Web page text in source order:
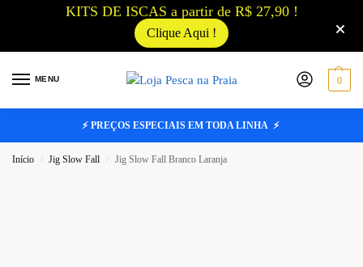
KITS DE ISCAS a partir de R$ 27,90 !
Clique Aqui !
MENU 0
⚡ PREÇOS ESPECIAIS EM TODA LINHA ⚡
Início / Jig Slow Fall / Jig Slow Fall Branco Laranja